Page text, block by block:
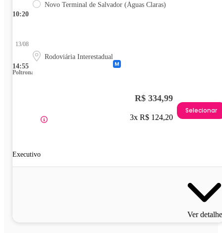
10:20
Novo Terminal de Salvador (Águas Claras)
14:55
13/08
Rodoviária Interestadual
Poltrona
Executivo
R$ 334,99
3x R$ 124,20
Selecionar
Ver